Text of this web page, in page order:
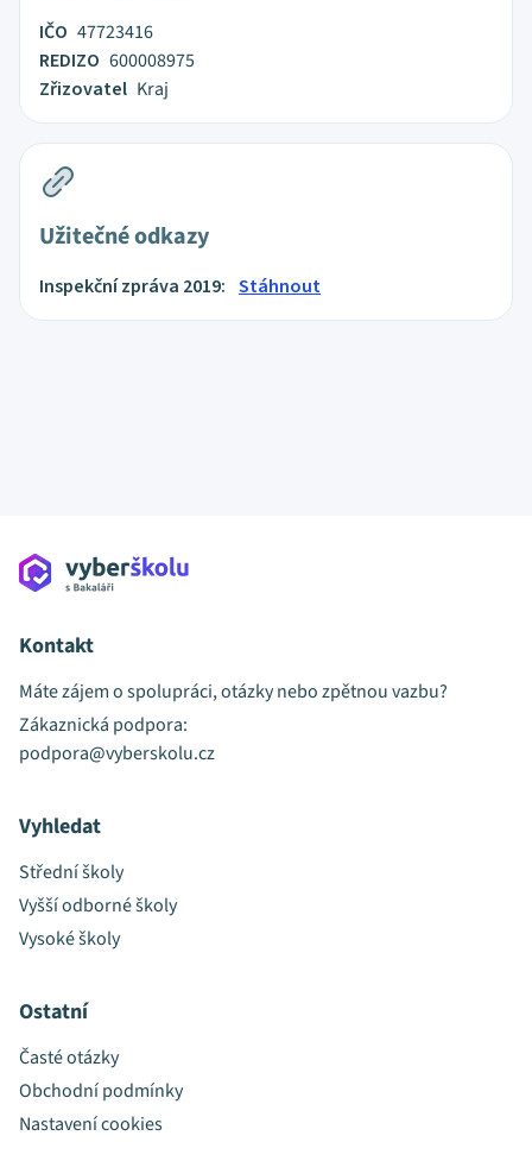
IČO 47723416
REDIZO 600008975
Zřizovatel Kraj
Užitečné odkazy
Inspekční zpráva 2019: Stáhnout
Kontakt
Máte zájem o spolupráci, otázky nebo zpětnou vazbu?
Zákaznická podpora:
podpora@vyberskolu.cz
Vyhledat
Střední školy
Vyšší odborné školy
Vysoké školy
Ostatní
Časté otázky
Obchodní podmínky
Nastavení cookies